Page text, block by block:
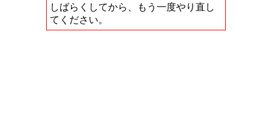
しばらくしてから、もう一度やり直し
てください。